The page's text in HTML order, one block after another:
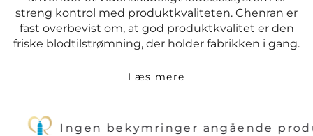
streng kontrol med produktkvaliteten. Chenran er
fast overbevist om, at god produktkvalitet er den
friske blodtilstrømning, der holder fabrikken i gang.
Læs mere
Ingen bekymringer angående produktet